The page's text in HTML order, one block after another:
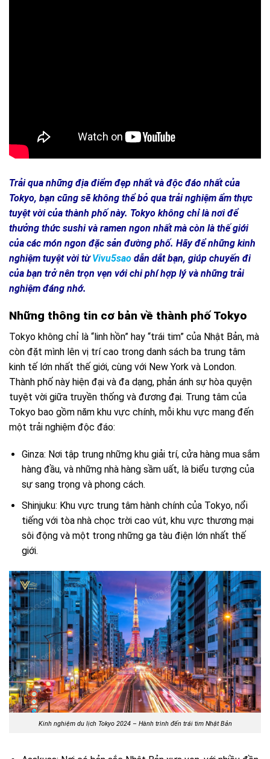
Trải qua những địa điểm đẹp nhất và độc đáo nhất của
Tokyo, bạn cũng sẽ không thể bỏ qua trải nghiệm ẩm thực
tuyệt vời của thành phố này. Tokyo không chỉ là nơi để
thưởng thức sushi và ramen ngon nhất mà còn là thế giới
của các món ngon đặc sản đường phố. Hãy để những kinh
nghiệm tuyệt vời từVivu5sao dẫn dắt bạn, giúp chuyến đi
của bạn trở nên trọn vẹn với chi phí hợp lý và những trải
nghiệm đáng nhớ.
Những thông tin cơ bản về thành phố Tokyo
Tokyo không chỉ là “linh hồn” hay “trái tim” của Nhật Bản, mà
còn đặt mình lên vị trí cao trong danh sách ba trung tâm
kinh tế lớn nhất thế giới, cùng với New York và London.
Thành phố này hiện đại và đa dạng, phản ánh sự hòa quyện
tuyệt vời giữa truyền thống và đương đại. Trung tâm của
Tokyo bao gồm năm khu vực chính, mỗi khu vực mang đến
một trải nghiệm độc đáo:
Ginza: Nơi tập trung những khu giải trí, cửa hàng mua sắm
hàng đầu, và những nhà hàng sầm uất, là biểu tượng của
sự sang trọng và phong cách.
Shinjuku: Khu vực trung tâm hành chính của Tokyo, nổi
tiếng với tòa nhà chọc trời cao vút, khu vực thương mại
sôi động và một trong những ga tàu điện lớn nhất thế
giới.
Kinh nghiệm du lịch Tokyo 2024 – Hành trình đến trái tim Nhật Bản